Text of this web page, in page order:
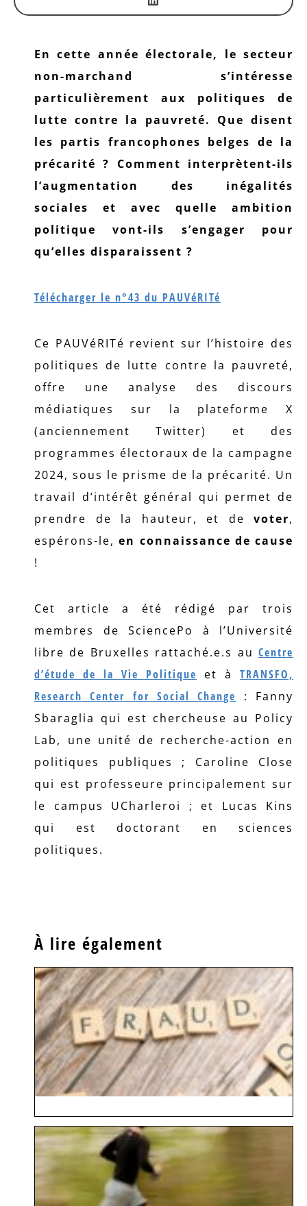
En cette année électorale, le secteur
non-marchand s’intéresse
particulièrement aux politiques de
lutte contre la pauvreté. Que disent
les partis francophones belges de la
précarité ? Comment interprètent-ils
l’augmentation des inégalités
sociales et avec quelle ambition
politique vont-ils s’engager pour
qu’elles disparaissent ?
Télécharger le n°43 du PAUVéRITé
Ce PAUVéRITé revient sur l’histoire des
politiques de lutte contre la pauvreté,
offre une analyse des discours
médiatiques sur la plateforme X
(anciennement Twitter) et des
programmes électoraux de la campagne
2024, sous le prisme de la précarité. Un
travail d’intérêt général qui permet de
prendre de la hauteur, et de voter,
espérons-le,en connaissance de cause
!
Cet article a été rédigé par trois
membres de SciencePo à l’Université
libre de Bruxelles rattaché.e.s au Centre
d’étude de la Vie Politique et à TRANSFO,
Research Center for Social Change
: Fanny
Sbaraglia qui est chercheuse au Policy
Lab, une unité de recherche-action en
politiques publiques ; Caroline Close
qui est professeure principalement sur
le campus UCharleroi ; et Lucas Kins
qui est doctorant en sciences
politiques.
À lire également